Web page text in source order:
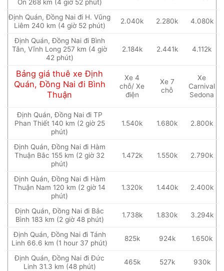
Ôn 268 km (4 giờ 52 phút)
Định Quán, Đồng Nai đi H. Vũng
Liêm 240 km (4 giờ 52 phút)
2.040k 2.280k 4.080k
Định Quán, Đồng Nai đi Bình
Tân, Vĩnh Long 257 km (4 giờ
42 phút)
2.184k 2.441k 4.112k
Bảng giá thuê xe Định
Quán, Đồng Nai đi Bình
Thuận
Xe 4
chỗ/ Xe
điện
Xe 7
chỗ
Xe
Carnival
Sedona
Định Quán, Đồng Nai đi TP
Phan Thiết 140 km (2 giờ 25
phút)
1.540k 1.680k 2.800k
Định Quán, Đồng Nai đi Hàm
Thuận Bắc 155 km (2 giờ 32
phút)
1.472k 1.550k 2.790k
Định Quán, Đồng Nai đi Hàm
Thuận Nam 120 km (2 giờ 14
phút)
1.320k 1.440k 2.400k
Định Quán, Đồng Nai đi Bắc
Bình 183 km (2 giờ 48 phút)
1.738k 1.830k 3.294k
Định Quán, Đồng Nai đi Tánh
Linh 66.6 km (1 hour 37 phút)
825k 924k 1.650k
Định Quán, Đồng Nai đi Đức
Linh 31.3 km (48 phút)
465k 527k 930k